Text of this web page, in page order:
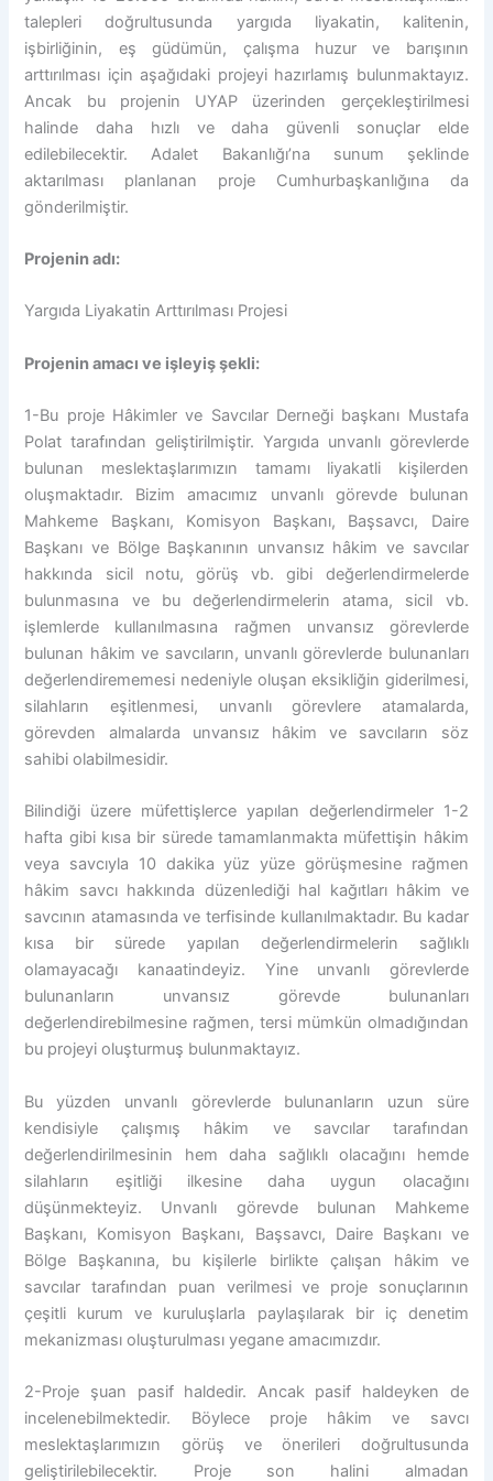
talepleri doğrultusunda yargıda liyakatin, kalitenin,
işbirliğinin, eş güdümün, çalışma huzur ve barışının
arttırılması için aşağıdaki projeyi hazırlamış bulunmaktayız.
Ancak bu projenin UYAP üzerinden gerçekleştirilmesi
halinde daha hızlı ve daha güvenli sonuçlar elde
edilebilecektir. Adalet Bakanlığı’na sunum şeklinde
aktarılması planlanan proje Cumhurbaşkanlığına da
gönderilmiştir.
Projenin adı:
Yargıda Liyakatin Arttırılması Projesi
Projenin amacı ve işleyiş şekli:
1-Bu proje Hâkimler ve Savcılar Derneği başkanı Mustafa
Polat tarafından geliştirilmiştir. Yargıda unvanlı görevlerde
bulunan meslektaşlarımızın tamamı liyakatli kişilerden
oluşmaktadır. Bizim amacımız unvanlı görevde bulunan
Mahkeme Başkanı, Komisyon Başkanı, Başsavcı, Daire
Başkanı ve Bölge Başkanının unvansız hâkim ve savcılar
hakkında sicil notu, görüş vb. gibi değerlendirmelerde
bulunmasına ve bu değerlendirmelerin atama, sicil vb.
işlemlerde kullanılmasına rağmen unvansız görevlerde
bulunan hâkim ve savcıların, unvanlı görevlerde bulunanları
değerlendirememesi nedeniyle oluşan eksikliğin giderilmesi,
silahların eşitlenmesi, unvanlı görevlere atamalarda,
görevden almalarda unvansız hâkim ve savcıların söz
sahibi olabilmesidir.
Bilindiği üzere müfettişlerce yapılan değerlendirmeler 1-2
hafta gibi kısa bir sürede tamamlanmakta müfettişin hâkim
veya savcıyla 10 dakika yüz yüze görüşmesine rağmen
hâkim savcı hakkında düzenlediği hal kağıtları hâkim ve
savcının atamasında ve terfisinde kullanılmaktadır. Bu kadar
kısa bir sürede yapılan değerlendirmelerin sağlıklı
olamayacağı kanaatindeyiz. Yine unvanlı görevlerde
bulunanların unvansız görevde bulunanları
değerlendirebilmesine rağmen, tersi mümkün olmadığından
bu projeyi oluşturmuş bulunmaktayız.
Bu yüzden unvanlı görevlerde bulunanların uzun süre
kendisiyle çalışmış hâkim ve savcılar tarafından
değerlendirilmesinin hem daha sağlıklı olacağını hemde
silahların eşitliği ilkesine daha uygun olacağını
düşünmekteyiz. Unvanlı görevde bulunan Mahkeme
Başkanı, Komisyon Başkanı, Başsavcı, Daire Başkanı ve
Bölge Başkanına, bu kişilerle birlikte çalışan hâkim ve
savcılar tarafından puan verilmesi ve proje sonuçlarının
çeşitli kurum ve kuruluşlarla paylaşılarak bir iç denetim
mekanizması oluşturulması yegane amacımızdır.
2-Proje şuan pasif haldedir. Ancak pasif haldeyken de
incelenebilmektedir. Böylece proje hâkim ve savcı
meslektaşlarımızın görüş ve önerileri doğrultusunda
geliştirilebilecektir. Proje son halini almadan